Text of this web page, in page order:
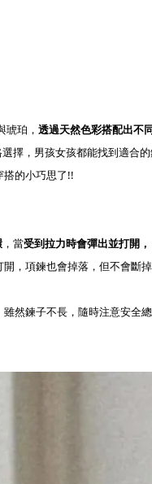
琥珀， 透過天然色彩搭配出不
擇，男孩女孩都能找到適合
搭的小巧思了!!
，當受到拉力時會彈出並打開，
，項鍊也會掉落，但不會斷
然鍊子不長，隨時注意安全